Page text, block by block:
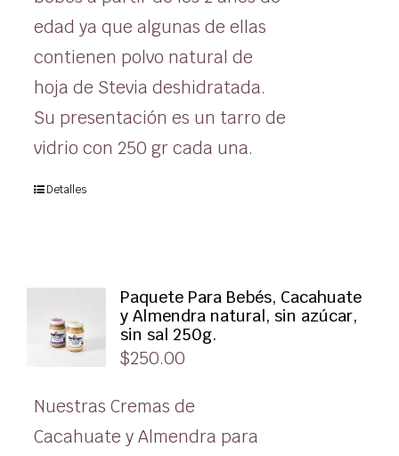
edad ya que algunas de ellas
contienen polvo natural de
hoja de Stevia deshidratada.
Su presentación es un tarro de
vidrio con 250 gr cada una.
Detalles
Paquete Para Bebés, Cacahuate
y Almendra natural, sin azúcar,
sin sal 250g.
$250.00
Nuestras Cremas de
Cacahuate y Almendra para